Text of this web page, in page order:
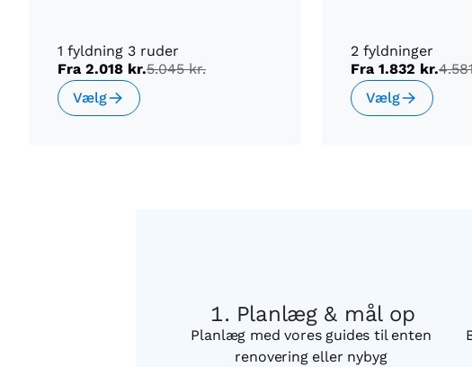
1 fyldning 3 ruder
Fra 2.018 kr.5.045 kr.
Vælg
2 fyldninger
Fra 1.832 kr.
Vælg
Planlæg & mål op
Planlæg med vores guides til enten
renovering eller nybyg